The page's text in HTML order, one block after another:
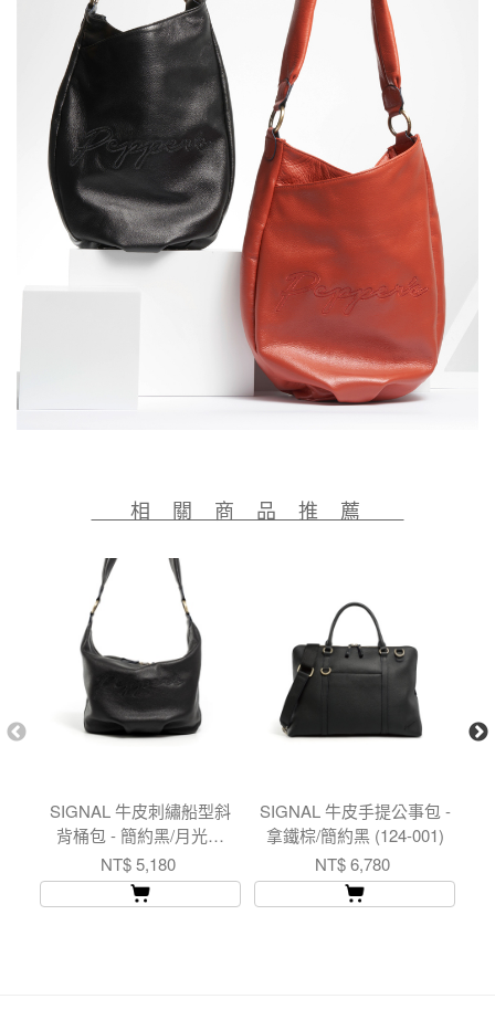
相 關 商 品 推 薦
SIGNAL 牛皮刺繡船型斜
背桶包 - 簡約黑/月光灰
(224-062)
NT$ 5,180
SIGNAL 牛皮手提公事包 -
拿鐵棕/簡約黑 (124-001)
NT$ 6,780